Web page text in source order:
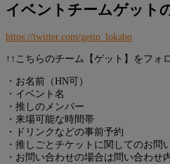
イベントチームゲット
https://twitter.com/getto_lokabo
↑↑こちらのチーム【ゲット】をフォ
・お名前（HN可）
・イベント名
・推しのメンバー
・来場可能な時間帯
・ドリンクなどの事前予約
・推しごとチケットに関してのお問
・お問い合わせの場合は問い合わせ